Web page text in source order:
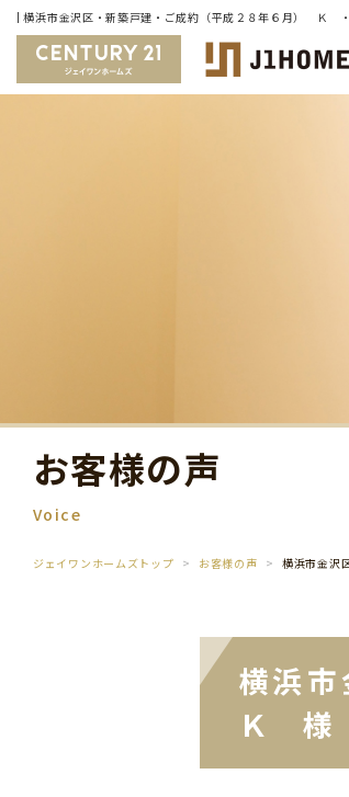
お客様の声
Voice
ジェイワンホームズトップ お客様の声 横浜市金
横浜
Ｋ 様